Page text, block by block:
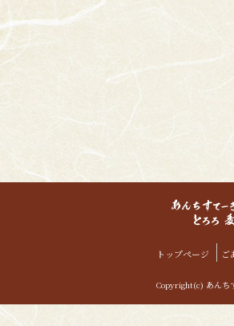
トップページ ご
Copyright(c) あんち